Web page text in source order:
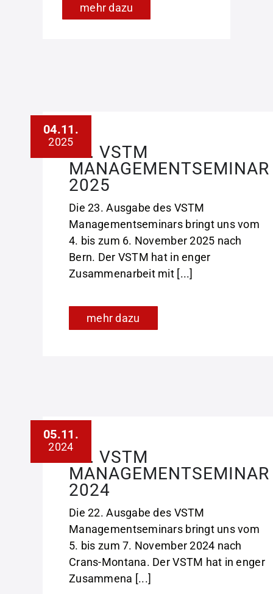
mehr dazu
04.11.
2025
23. VSTM
MANAGEMENTSEMINAR
2025
Die 23. Ausgabe des VSTM
Managementseminars bringt uns vom
4. bis zum 6. November 2025 nach
Bern. Der VSTM hat in enger
Zusammenarbeit mit [...]
mehr dazu
05.11.
2024
22. VSTM
MANAGEMENTSEMINAR
2024
Die 22. Ausgabe des VSTM
Managementseminars bringt uns vom
5. bis zum 7. November 2024 nach
Crans-Montana. Der VSTM hat in enger
Zusammena [...]